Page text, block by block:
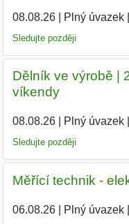
08.08.26| Plný úvazek|
Sledujte později
Dělník ve výrobě |
víkendy
08.08.26| Plný úvazek|
Sledujte později
Měřící technik -
06.08.26| Plný úvazek|